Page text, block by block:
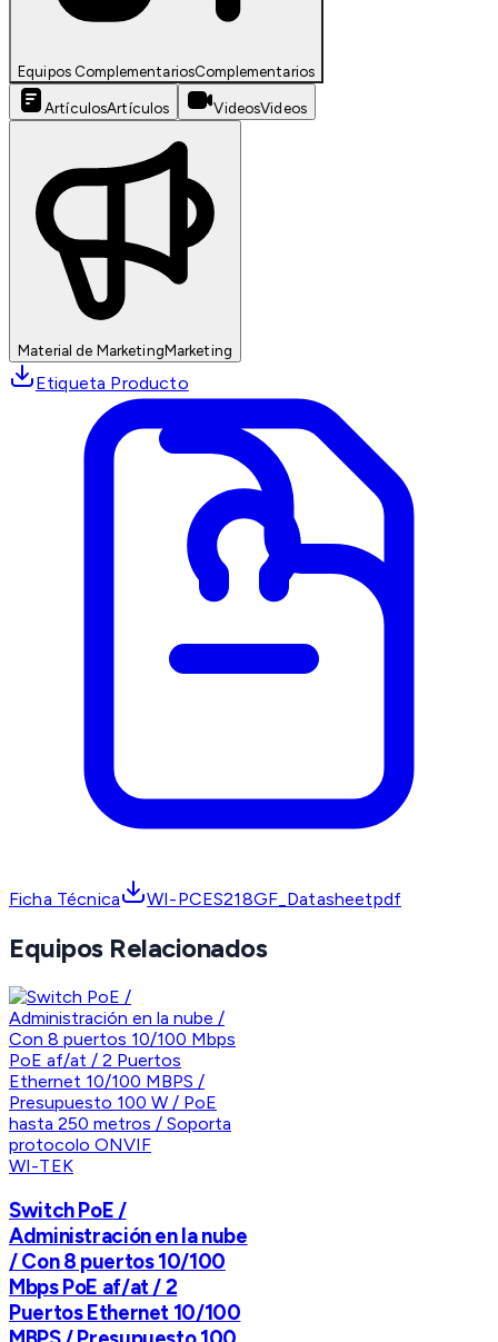
Equipos ComplementariosComplementarios
ArtículosArtículos VideosVideos
Material de MarketingMarketing
Etiqueta Producto
Ficha Técnica WI-PCES218GF_Datasheetpdf
Equipos Relacionados
WI-TEK
Switch PoE /
Administración en la nube
/ Con 8 puertos 10/100
Mbps PoE af/at / 2
Puertos Ethernet 10/100